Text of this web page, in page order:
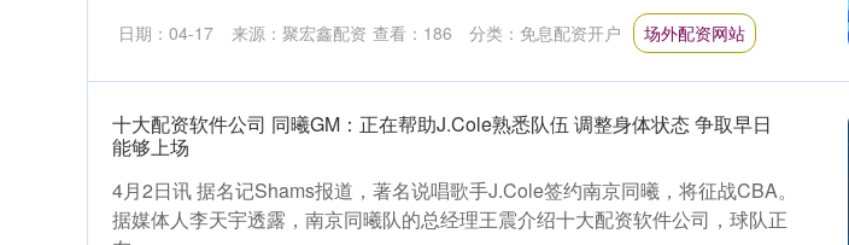
日期：04-17 来源：聚宏鑫配资 查看： 186 分类： 免息配资开户 场外配资网站
十大配资软件公司 同曦GM：正在帮助J.Cole熟悉队伍 调整身体状态 争取早日
能够上场
4月2日讯 据名记Shams报道，著名说唱歌手J.Cole签约南京同曦，将征战CBA。
据媒体人李天宇透露，南京同曦队的总经理王震介绍十大配资软件公司，球队正